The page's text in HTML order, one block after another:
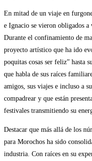
En mitad de un viaje en
e Ignacio se vieron obligados
Durante el confinamiento de
proyecto artístico que ha ido
poquitas cosas ser feliz” hasta
que habla de sus raíces
amigos, sus viajes e incluso a
compadrear y que están
festivales transmitiendo su
Destacar que más allá de los
para Morochos ha sido
industria. Con raíces en su